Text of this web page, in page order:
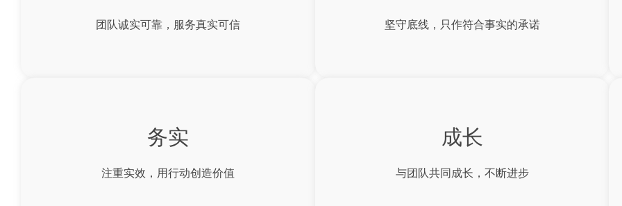
团队诚实可靠，服务真实可信 坚守底线，只作符合事实的承诺
务实
注重实效，用行动创造价值
成长
与团队共同成长，不断进步